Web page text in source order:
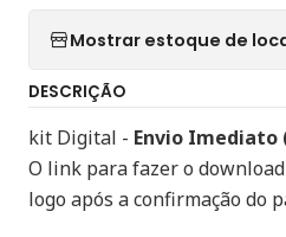
Mostrar estoque de
DESCRIÇÃO
kit Digital - Envio
O link para fazer o
logo após a confirmação do